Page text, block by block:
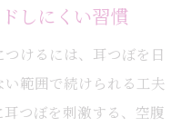
しにくい習慣
けるには、耳つぼを日
範囲で続けられる工夫
つぼを刺激する、空腹